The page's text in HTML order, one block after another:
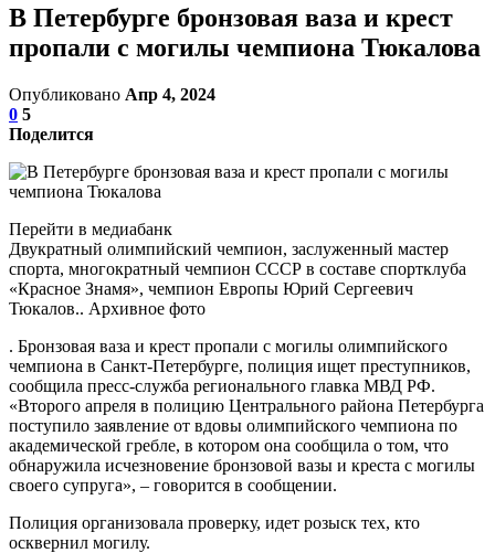
В Петербурге бронзовая ваза и крест
пропали с могилы чемпиона Тюкалова
Опубликовано Апр 4, 2024
0 5
Поделится
Перейти в медиабанк
Двукратный олимпийский чемпион, заслуженный мастер
спорта, многократный чемпион СССР в составе спортклуба
«Красное Знамя», чемпион Европы Юрий Сергеевич
Тюкалов.. Архивное фото
. Бронзовая ваза и крест пропали с могилы олимпийского
чемпиона в Санкт-Петербурге, полиция ищет преступников,
сообщила пресс-служба регионального главка МВД РФ.
«Второго апреля в полицию Центрального района Петербурга
поступило заявление от вдовы олимпийского чемпиона по
академической гребле, в котором она сообщила о том, что
обнаружила исчезновение бронзовой вазы и креста с могилы
своего супруга», – говорится в сообщении.
Полиция организовала проверку, идет розыск тех, кто
осквернил могилу.